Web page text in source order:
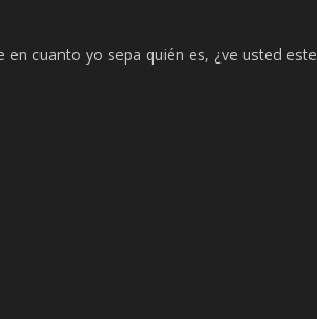
cuanto yo sepa quién es, ¿ve usted este